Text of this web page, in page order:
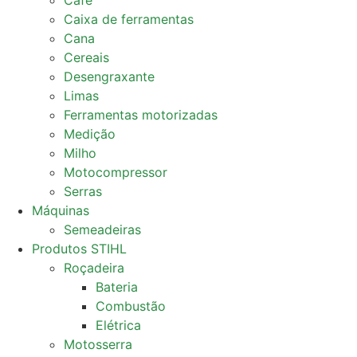
Caixa de ferramentas
Cana
Cereais
Desengraxante
Limas
Ferramentas motorizadas
Medição
Milho
Motocompressor
Serras
Máquinas
Semeadeiras
Produtos STIHL
Roçadeira
Bateria
Combustão
Elétrica
Motosserra